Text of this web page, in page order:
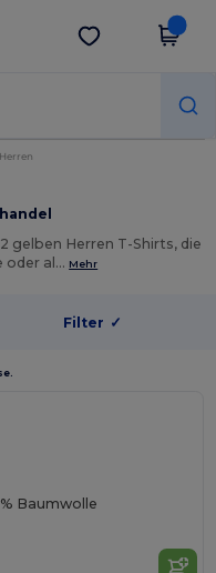
App holen
Herren
gelben Herren T-Shirts, die
oder al… Mehr
Filter ✓
Baumwolle